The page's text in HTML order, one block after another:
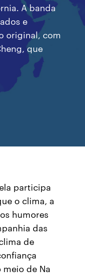
A banda
e
original, com
que
participa
o clima, a
humores
das
de
meio de Na